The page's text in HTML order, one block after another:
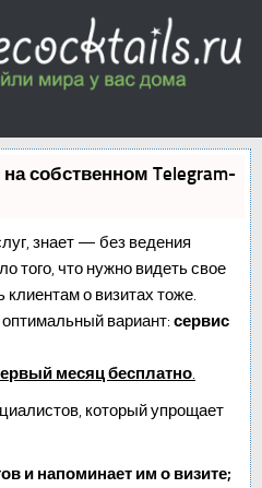
собственном Telegram-
знает — без ведения
того, что нужно видеть свое
клиентам о визитах тоже.
вариант: сервис
месяц бесплатно.
который упрощает
и напоминает им о визите;